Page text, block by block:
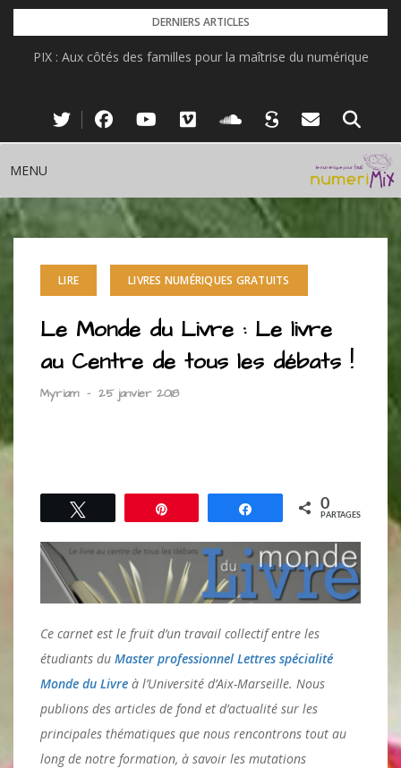
Skip
content
DERNIERS ARTICLES
PIX : Aux côtés des familles pour la maîtrise du numérique
MENU
LIRE LIVRES NUMÉRIQUES GRATUITS
Le Monde du Livre : Le livre
au Centre de tous les débats !
Myriam - 25 janvier 2018
Partagez 0
PARTAGES
Ce carnet est le fruit d’un travail collectif entre les
étudiants du Master professionnel Lettres spécialité
Monde du Livre à l’Université d’Aix-Marseille. Nous
publions des articles de fond et d’actualité sur les
principales thématiques que nous rencontrons tout au
long de notre formation, à savoir les mutations